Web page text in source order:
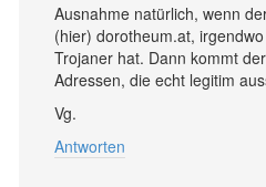
Ausnahme natürlich, wenn
(hier) dorotheum.at,
Trojaner hat. Dann kommt
Adressen, die echt legitim
Vg.
Antworten